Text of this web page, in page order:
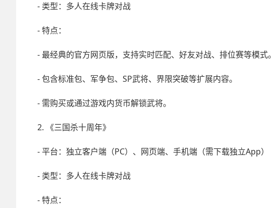
- 类型：多人在线卡牌对战
- 特点：
- 最经典的官方网页版，支持实时匹配、好友对战、排位赛等模式。
- 包含标准包、军争包、SP武将、界限突破等扩展内容。
- 需购买或通过游戏内货币解锁武将。
2. 《三国杀十周年》
- 平台：独立客户端（PC）、网页端、手机端（需下载独立App）
- 类型：多人在线卡牌对战
- 特点：